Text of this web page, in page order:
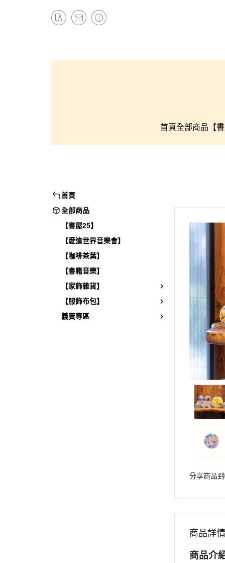
首頁全部商品 【
首頁
全部商品
【書屋25】
【愛這世界音樂會】
【咖啡茶葉】
【書籍音樂】
【家飾雜貨】
【服飾布包】
義賣專區
分享商品到
商品詳情
商品介